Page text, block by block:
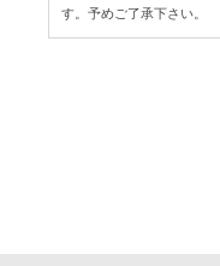
す。予めご了承下さい。